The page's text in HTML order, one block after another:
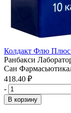
Колдакт Флю Плюс
Ранбакси
Сан
418.40 ₽
-
В корзину